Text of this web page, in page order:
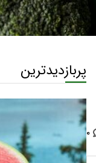
۰
پربازدیدترین